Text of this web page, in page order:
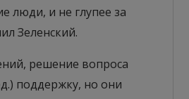
люди, и не глупее за
Зеленский.
решение вопроса
поддержку, но они